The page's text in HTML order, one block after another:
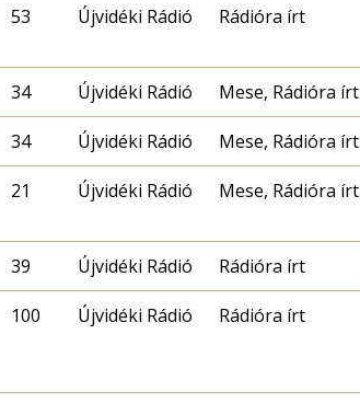
53 Újvidéki Rádió Rádióra írt
34 Újvidéki Rádió Mese, Rádióra írt
34 Újvidéki Rádió Mese, Rádióra írt
21 Újvidéki Rádió Mese, Rádióra írt
39 Újvidéki Rádió Rádióra írt
100 Újvidéki Rádió Rádióra írt